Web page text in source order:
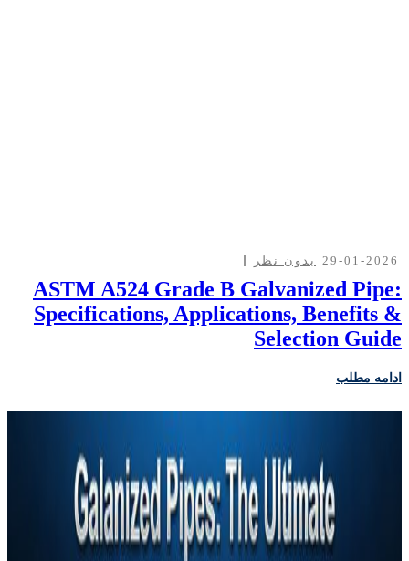
29-01-2026 بدون نظر
ASTM A524 Grade B Galvanized Pipe:
Specifications, Applications, Benefits &
Selection Guide
ادامه مطلب